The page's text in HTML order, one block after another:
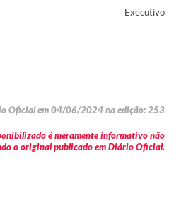
Executivo
Oficial em 04/06/2024 na edição: 253
é meramente informativo não
o original publicado em Diário Oficial.